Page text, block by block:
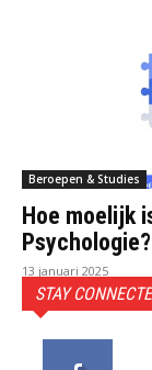
Beroepen & Studies
Hoe moelijk
Psychologie?
13 januari 2025
STAY